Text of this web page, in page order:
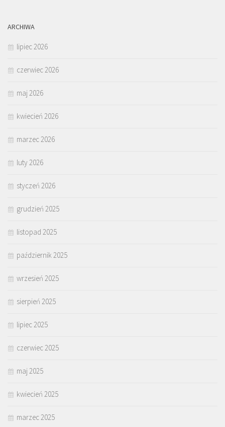
ARCHIWA
lipiec 2026
czerwiec 2026
maj 2026
kwiecień 2026
marzec 2026
luty 2026
styczeń 2026
grudzień 2025
listopad 2025
październik 2025
wrzesień 2025
sierpień 2025
lipiec 2025
czerwiec 2025
maj 2025
kwiecień 2025
marzec 2025